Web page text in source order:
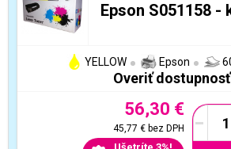
Epson S051158 -
YELLOW Epson
Overiť dostupnosť
56,30 €
45,77 €bez DPH -